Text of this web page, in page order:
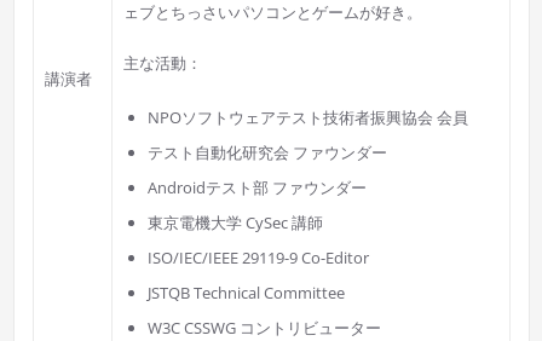
講演者
ェブとちっさいパソコンとゲームが好き。
主な活動：
NPOソフトウェアテスト技術者振興協会 会員
テスト自動化研究会 ファウンダー
Androidテスト部 ファウンダー
東京電機大学 CySec 講師
ISO/IEC/IEEE 29119-9 Co-Editor
JSTQB Technical Committee
W3C CSSWG コントリビューター